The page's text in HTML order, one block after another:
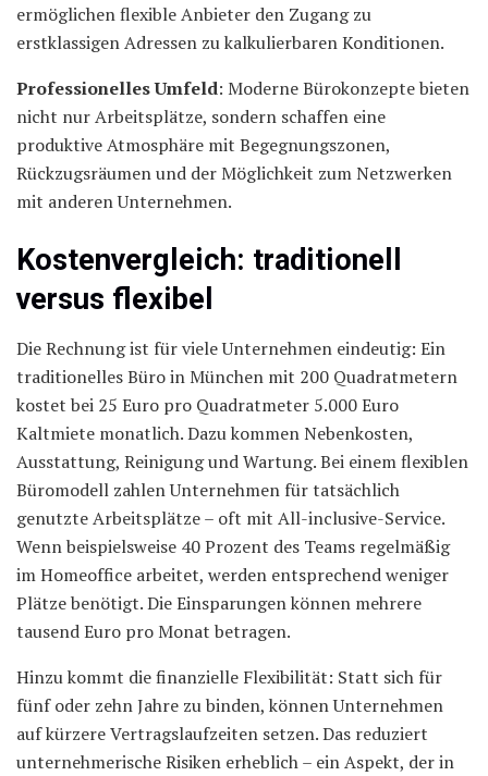
ermöglichen flexible Anbieter den Zugang zu
erstklassigen Adressen zu kalkulierbaren Konditionen.
Professionelles Umfeld: Moderne Bürokonzepte bieten
nicht nur Arbeitsplätze, sondern schaffen eine
produktive Atmosphäre mit Begegnungszonen,
Rückzugsräumen und der Möglichkeit zum Netzwerken
mit anderen Unternehmen.
Kostenvergleich: traditionell
versus flexibel
Die Rechnung ist für viele Unternehmen eindeutig: Ein
traditionelles Büro in München mit 200 Quadratmetern
kostet bei 25 Euro pro Quadratmeter 5.000 Euro
Kaltmiete monatlich. Dazu kommen Nebenkosten,
Ausstattung, Reinigung und Wartung. Bei einem flexiblen
Büromodell zahlen Unternehmen für tatsächlich
genutzte Arbeitsplätze – oft mit All-inclusive-Service.
Wenn beispielsweise 40 Prozent des Teams regelmäßig
im Homeoffice arbeitet, werden entsprechend weniger
Plätze benötigt. Die Einsparungen können mehrere
tausend Euro pro Monat betragen.
Hinzu kommt die finanzielle Flexibilität: Statt sich für
fünf oder zehn Jahre zu binden, können Unternehmen
auf kürzere Vertragslaufzeiten setzen. Das reduziert
unternehmerische Risiken erheblich – ein Aspekt, der in